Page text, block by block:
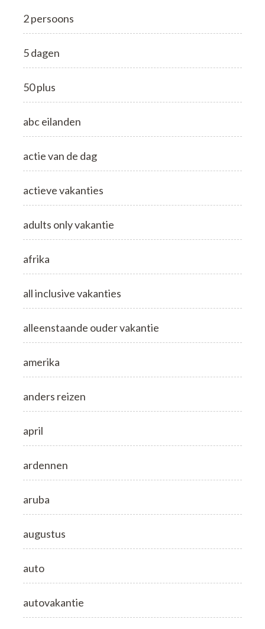
2 persoons
5 dagen
50 plus
abc eilanden
actie van de dag
actieve vakanties
adults only vakantie
afrika
all inclusive vakanties
alleenstaande ouder vakantie
amerika
anders reizen
april
ardennen
aruba
augustus
auto
autovakantie